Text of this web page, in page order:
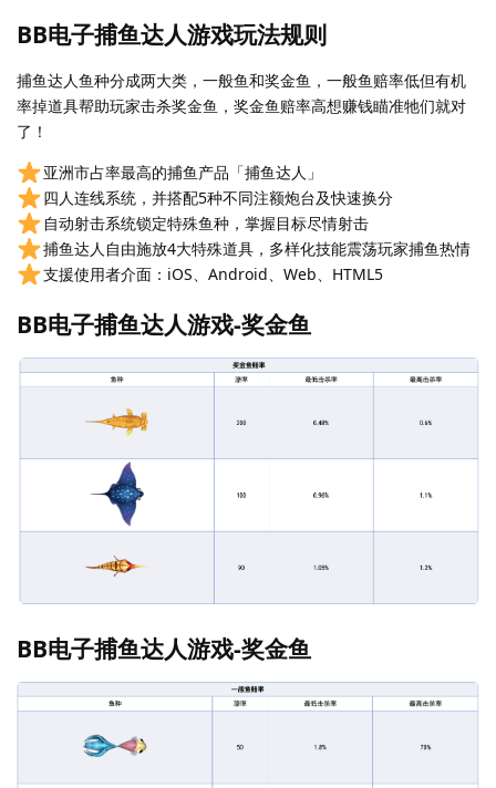
BB电子捕鱼达人游戏玩法规则
捕鱼达人鱼种分成两大类，一般鱼和奖金鱼，一般鱼赔率低但有机
率掉道具帮助玩家击杀奖金鱼，奖金鱼赔率高想赚钱瞄准牠们就对
了！
亚洲市占率最高的捕鱼产品「捕鱼达人」
四人连线系统，并搭配5种不同注额炮台及快速换分
自动射击系统锁定特殊鱼种，掌握目标尽情射击
捕鱼达人自由施放4大特殊道具，多样化技能震荡玩家捕鱼热情
支援使用者介面：iOS、Android、Web、HTML5
BB电子捕鱼达人游戏-奖金鱼
BB电子捕鱼达人游戏-奖金鱼